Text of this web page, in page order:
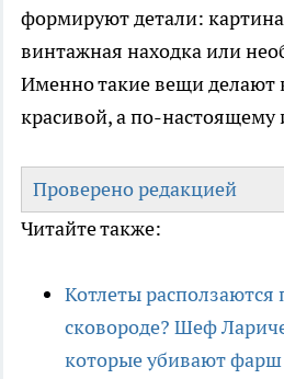
формируют детали:
винтажная находка или
Именно такие вещи делают
красивой, а по-настоящему
Проверено редакцией
Читайте также:
Котлеты расползаются
сковороде? Шеф
которые убивают